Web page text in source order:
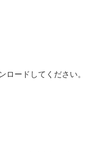
ードしてください。